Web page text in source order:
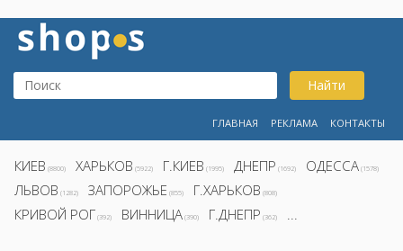
Найти
ГЛАВНАЯ РЕКЛАМА КОНТАКТЫ
КИЕВ (8800) ХАРЬКОВ (5922) Г.КИЕВ (1995) ДНЕПР (1692) ОДЕССА (1578)
ЛЬВОВ (1282) ЗАПОРОЖЬЕ (855) Г.ХАРЬКОВ (808)
КРИВОЙ РОГ (392) ВИННИЦА (390) Г.ДНЕПР (362) ...